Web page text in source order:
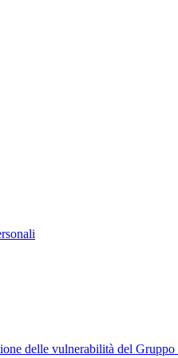
delle vulnerabilità del